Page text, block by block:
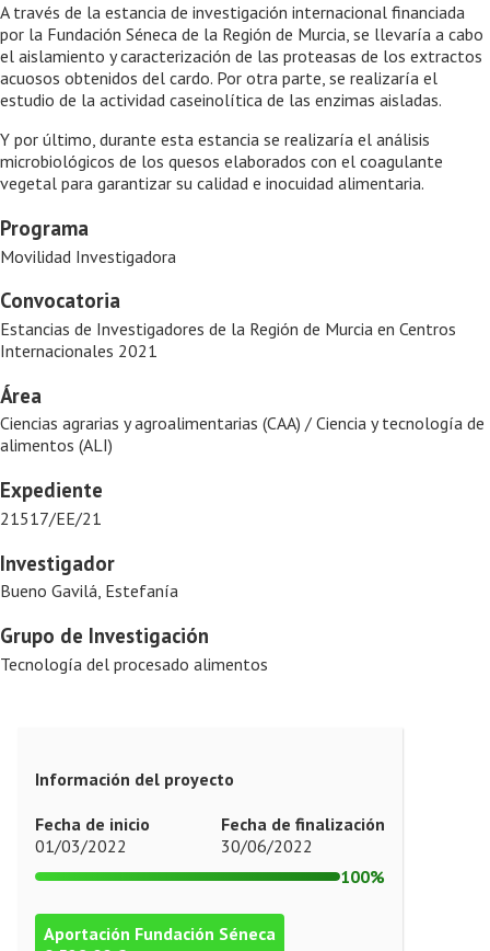
A través de la estancia de investigación internacional financiada
por la Fundación Séneca de la Región de Murcia, se llevaría a cabo
el aislamiento y caracterización de las proteasas de los extractos
acuosos obtenidos del cardo. Por otra parte, se realizaría el
estudio de la actividad caseinolítica de las enzimas aisladas.
Y por último, durante esta estancia se realizaría el análisis
microbiológicos de los quesos elaborados con el coagulante
vegetal para garantizar su calidad e inocuidad alimentaria.
Programa
Movilidad Investigadora
Convocatoria
Estancias de Investigadores de la Región de Murcia en Centros
Internacionales 2021
Área
Ciencias agrarias y agroalimentarias (CAA) / Ciencia y tecnología de
alimentos (ALI)
Expediente
21517/EE/21
Investigador
Bueno Gavilá, Estefanía
Grupo de Investigación
Tecnología del procesado alimentos
Información del proyecto
Fecha de inicio
01/03/2022
Fecha de finalización
30/06/2022
100%
Aportación Fundación Séneca